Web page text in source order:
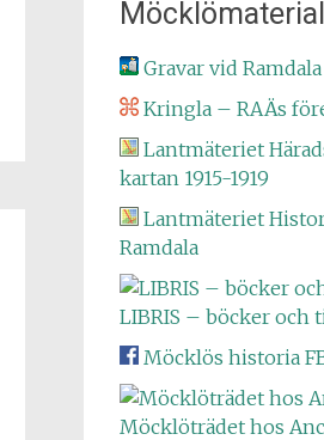
Gravar vid
Kringla – RAÄs
Lantmäteriet
kartan 1915-1919
Lantmäteriet
Ramdala
LIBRIS – böcker och
Möcklös historia
Möcklöträdet hos